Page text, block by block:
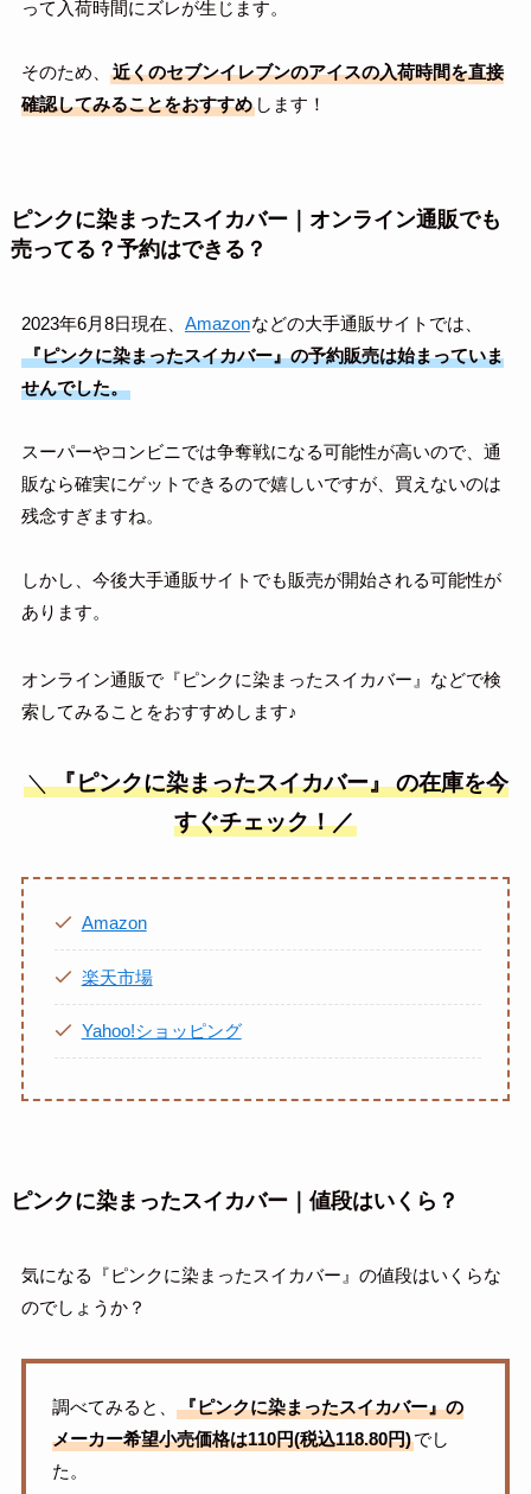
って入荷時間にズレが生じます。
そのため、
近くのセブンイレブンのアイスの入荷時間を直接
確認してみることをおすすめします！
ピンクに染まったスイカバー｜オンライン通販でも
売ってる？予約はできる？
2023年6月8日現在、 Amazonなどの大手通販サイトでは、
『ピンクに染まったスイカバー』の予約販売は始まっていま
せんでした。
スーパーやコンビニでは争奪戦になる可能性が高いので、通
販なら確実にゲットできるので嬉しいですが、買えないのは
残念すぎますね。
しかし、今後大手通販サイトでも販売が開始される可能性が
あります。
オンライン通販で『ピンクに染まったスイカバー』などで検
索してみることをおすすめします♪
＼『ピンクに染まったスイカバー』の在庫を今
すぐチェック！／
Amazon
楽天市場
Yahoo!ショッピング
ピンクに染まったスイカバー｜値段はいくら？
気になる『ピンクに染まったスイカバー』の値段はいくらな
のでしょうか？
調べてみると、『ピンクに染まったスイカバー』の
メーカー希望小売価格は110円(税込118.80円)でし
た。